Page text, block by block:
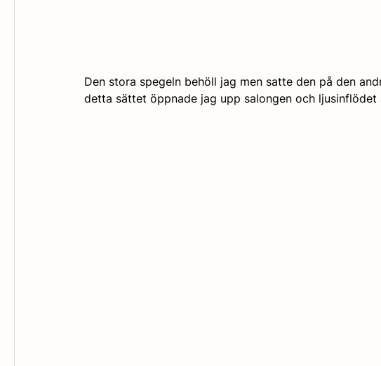
Den stora spegeln behöll jag men satte den på den
detta sättet öppnade jag upp salongen och ljusinflödet